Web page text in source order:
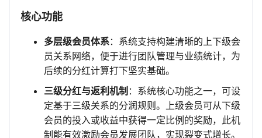
核心功能
多层级会员体系：系统支持构建清晰的上下级会
员关系网络，便于进行团队管理与业绩统计，为
后续的分红计算打下坚实基础。
三级分红与返利机制 ：系统核心功能之一，可设
定基于三级关系的分润规则。上级会员可从下级
会员的投入或收益中获得一定比例的奖励，此机
制能有效激励会员发展团队，实现裂变式增长。